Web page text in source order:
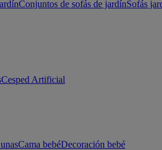
Conjuntos de sofás de jardínSofás
Cesped Artificial
Cama bebéDecoración bebé